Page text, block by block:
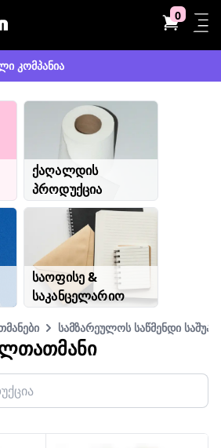
0
კომპანია
ქაღალდის
პროდუქცია
საოფისე &
საკანცელარიო
სამზარეულოს საწმენდი